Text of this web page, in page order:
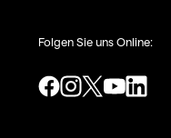
Folgen Sie uns Online: